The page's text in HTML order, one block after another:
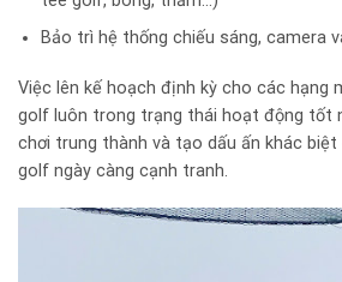
Bảo trì hệ thống chiếu sáng, camera
Việc lên kế hoạch định kỳ cho các hạng
golf luôn trong trạng thái hoạt động tốt
chơi trung thành và tạo dấu ấn khác
golf ngày càng cạnh tranh.